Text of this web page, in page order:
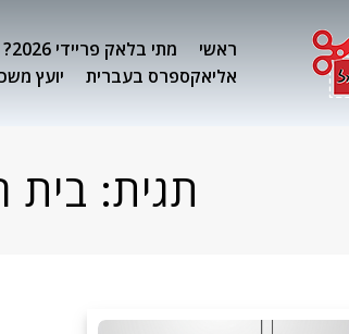
ראשי מתי בלאק פריידי 2026?
אליאקספרס בעברית
יועץ
תגית: בית